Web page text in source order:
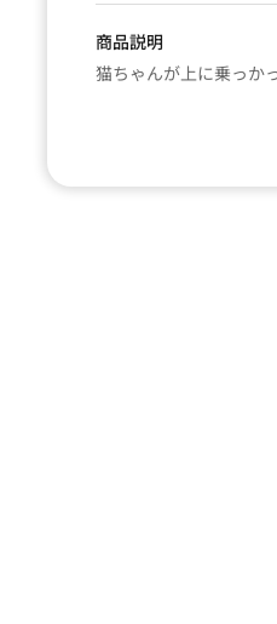
商品説明
猫ちゃんが上に乗っか